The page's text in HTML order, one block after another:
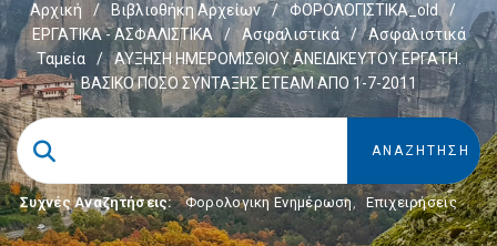
Αρχική / Βιβλιοθήκη Αρχείων / ΦΟΡΟΛΟΓΙΣΤΙΚΑ_old
/
ΕΡΓΑΤΙΚΑ - ΑΣΦΑΛΙΣΤΙΚΑ
/ Ασφαλιστικά /
Ασφαλιστικά
Ταμεία
/
ΑΥΞΗΣΗ ΗΜΕΡΟΜΙΣΘΙΟΥ ΑΝΕΙΔΙΚΕΥΤΟΥ ΕΡΓΑΤΗ.
ΒΑΣΙΚΟ ΠΟΣΟ ΣΥΝΤΑΞΗΣ ΕΤΕΑΜ ΑΠΟ 1-7-2011
Συχνές Αναζητήσεις: Φορολογικη Ενημέρωση, Επιχειρήσεις